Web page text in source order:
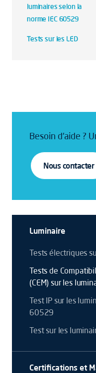
luminaires selon la
norme IEC 60529
Tests sur les LED
Besoin d'aide ?
Nous contacter
Luminaire
Tests électriques
Tests de
(CEM) sur les
Test IP sur les
60529
Test sur les
Certifications et